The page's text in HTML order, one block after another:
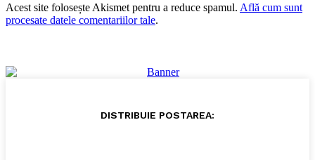
Acest site folosește Akismet pentru a reduce spamul. Află cum sunt
procesate datele comentariilor tale.
DISTRIBUIE POSTAREA: